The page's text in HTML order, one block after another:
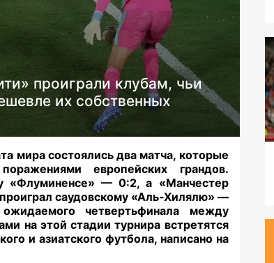
проиграли клубам, чьи
их собственных
мира состоялись два матча, которые
европейских грандов.
«Флуминенсе» — 0:2, а «Манчестер
саудовскому «Аль-Хилялю» —
четвертьфинала между
на этой стадии турнира встретятся
и азиатского футбола, написано на